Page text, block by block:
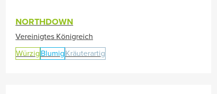
NORTHDOWN
Vereinigtes Königreich
Würzig Blumig Kräuterartig